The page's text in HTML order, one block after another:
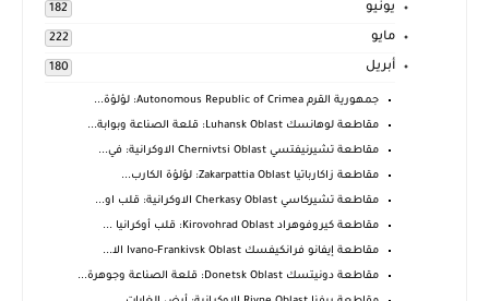
يونيو 182
مايو 222
أبريل 180
جمهورية القرم Autonomous Republic of Crimea: لؤلؤة...
مقاطعة لوهانسك Luhansk Oblast: قلعة الصناعة وبوابة...
مقاطعة تشيرنيفتسي Chernivtsi Oblast الاوكرانية: في...
مقاطعة زاكارباتيا Zakarpattia Oblast: لؤلؤة الكارب...
مقاطعة تشيركاسي Cherkasy Oblast الاوكرانية: قلب او...
مقاطعة كيروفوهراد Kirovohrad Oblast: قلب أوكرانيا ...
مقاطعة إيفانو فرانكيفسك Ivano-Frankivsk Oblast الا...
مقاطعة دونيتسك Donetsk Oblast: قلعة الصناعة وجوهرة...